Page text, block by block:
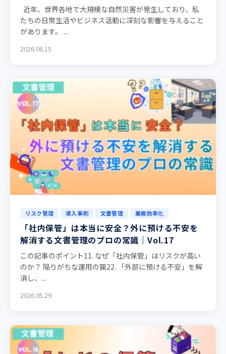
近年、世界各地で大規模な自然災害が発生しており、私
たちの日常生活やビジネス活動に深刻な影響を与えること
があります。 ...
2026.06.15
リスク管理 導入事例 文書管理 業務効率化
「社内保管」は本当に安全？外に預ける不安を
解消する文書管理のプロの常識｜Vol.17
この記事のポイント11. なぜ「社内保管」はリスクが高い
のか？ 陥りがちな運用の罠22. 「外部に預ける不安」を解
消し、...
2026.05.29